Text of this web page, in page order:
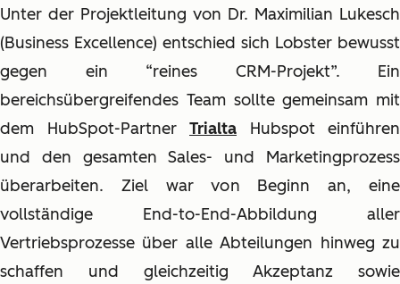
Unter der Projektleitung von Dr. Maximilian Lukesch
(Business Excellence) entschied sich Lobster bewusst
gegen ein “reines CRM-Projekt”. Ein
bereichsübergreifendes Team sollte gemeinsam mit
dem HubSpot-Partner Trialta Hubspot einführen
und den gesamten Sales- und Marketingprozess
überarbeiten. Ziel war von Beginn an, eine
vollständige End-to-End-Abbildung aller
Vertriebsprozesse über alle Abteilungen hinweg zu
schaffen und gleichzeitig Akzeptanz sowie